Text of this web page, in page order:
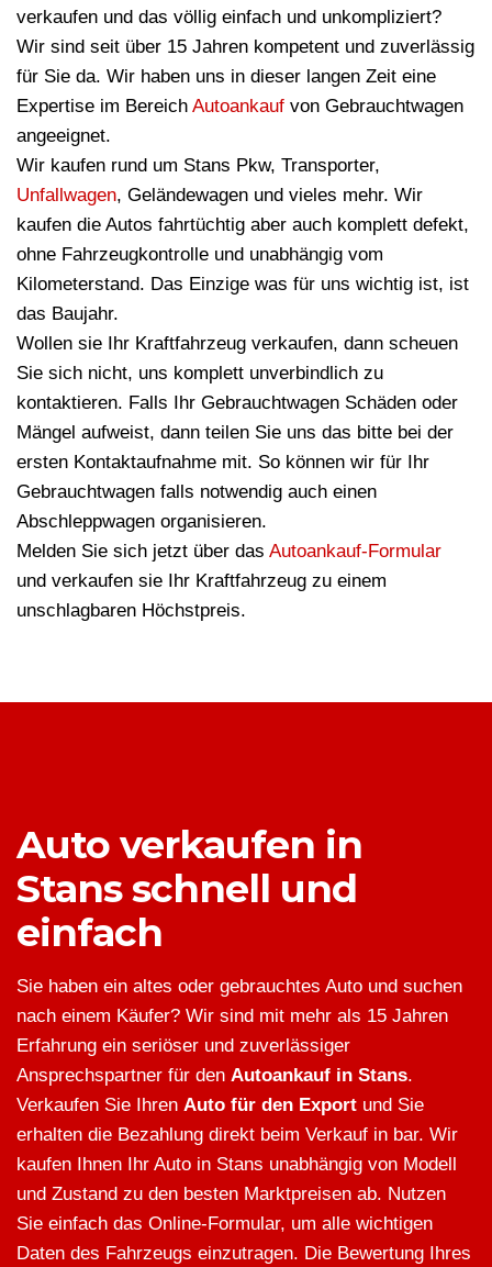
verkaufen und das völlig einfach und unkompliziert?
Wir sind seit über 15 Jahren kompetent und zuverlässig
für Sie da. Wir haben uns in dieser langen Zeit eine
Expertise im Bereich Autoankauf von Gebrauchtwagen
angeeignet.
Wir kaufen rund um Stans Pkw, Transporter,
Unfallwagen, Geländewagen und vieles mehr. Wir
kaufen die Autos fahrtüchtig aber auch komplett defekt,
ohne Fahrzeugkontrolle und unabhängig vom
Kilometerstand. Das Einzige was für uns wichtig ist, ist
das Baujahr.
Wollen sie Ihr Kraftfahrzeug verkaufen, dann scheuen
Sie sich nicht, uns komplett unverbindlich zu
kontaktieren. Falls Ihr Gebrauchtwagen Schäden oder
Mängel aufweist, dann teilen Sie uns das bitte bei der
ersten Kontaktaufnahme mit. So können wir für Ihr
Gebrauchtwagen falls notwendig auch einen
Abschleppwagen organisieren.
Melden Sie sich jetzt über das Autoankauf-Formular
und verkaufen sie Ihr Kraftfahrzeug zu einem
unschlagbaren Höchstpreis.
Auto verkaufen in
Stans schnell und
einfach
Sie haben ein altes oder gebrauchtes Auto und suchen
nach einem Käufer? Wir sind mit mehr als 15 Jahren
Erfahrung ein seriöser und zuverlässiger
Ansprechspartner für den Autoankauf in Stans.
Verkaufen Sie Ihren Auto für den Export und Sie
erhalten die Bezahlung direkt beim Verkauf in bar. Wir
kaufen Ihnen Ihr Auto in Stans unabhängig von Modell
und Zustand zu den besten Marktpreisen ab. Nutzen
Sie einfach das Online-Formular, um alle wichtigen
Daten des Fahrzeugs einzutragen. Die Bewertung Ihres